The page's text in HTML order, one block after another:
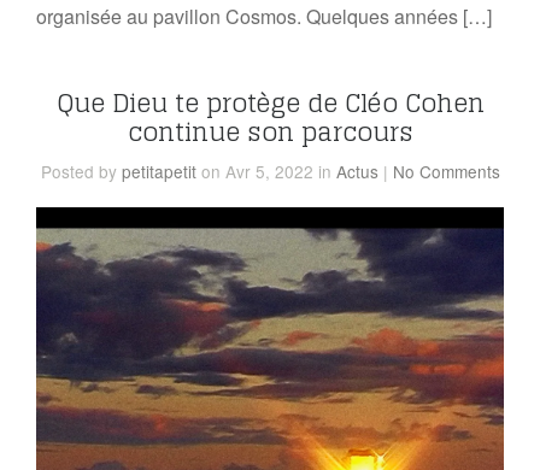
organisée au pavillon Cosmos. Quelques années […]
Que Dieu te protège de Cléo Cohen
continue son parcours
Posted by petitapetit on Avr 5, 2022 in Actus | No Comments